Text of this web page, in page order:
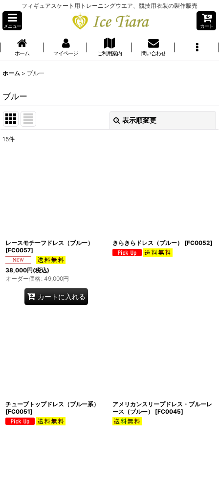
フィギュアスケート用トレーニングウエア、競技用衣装の製作販売
メニュー カート
ホーム マイページ ご利用案内 問い合わせ
ホーム > ブルー
ブルー
表示順変更
15件
レースモチーフドレス（ブルー）
[FC0057]
38,000円(税込)
オーダー価格: 49,000円
カートに入れる
きらきらドレス（ブルー） [FC0052]
チューブトップドレス（ブルー系）
[FC0051]
アメリカンスリープドレス・ブルーレ
ース（ブルー）
[FC0045]